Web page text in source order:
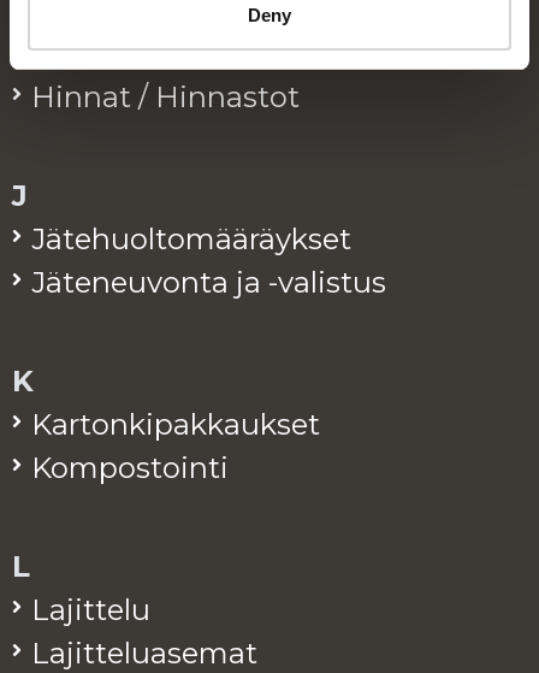
Deny
Hal­lin­to
Hin­nat / Hin­nas­tot
J
Jä­te­huol­to­mää­räyk­set
Jä­te­neu­von­ta ja -va­lis­tus
K
Kar­ton­ki­pak­kauk­set
Kom­pos­toin­ti
L
La­jit­te­lu
La­jit­te­lua­se­mat